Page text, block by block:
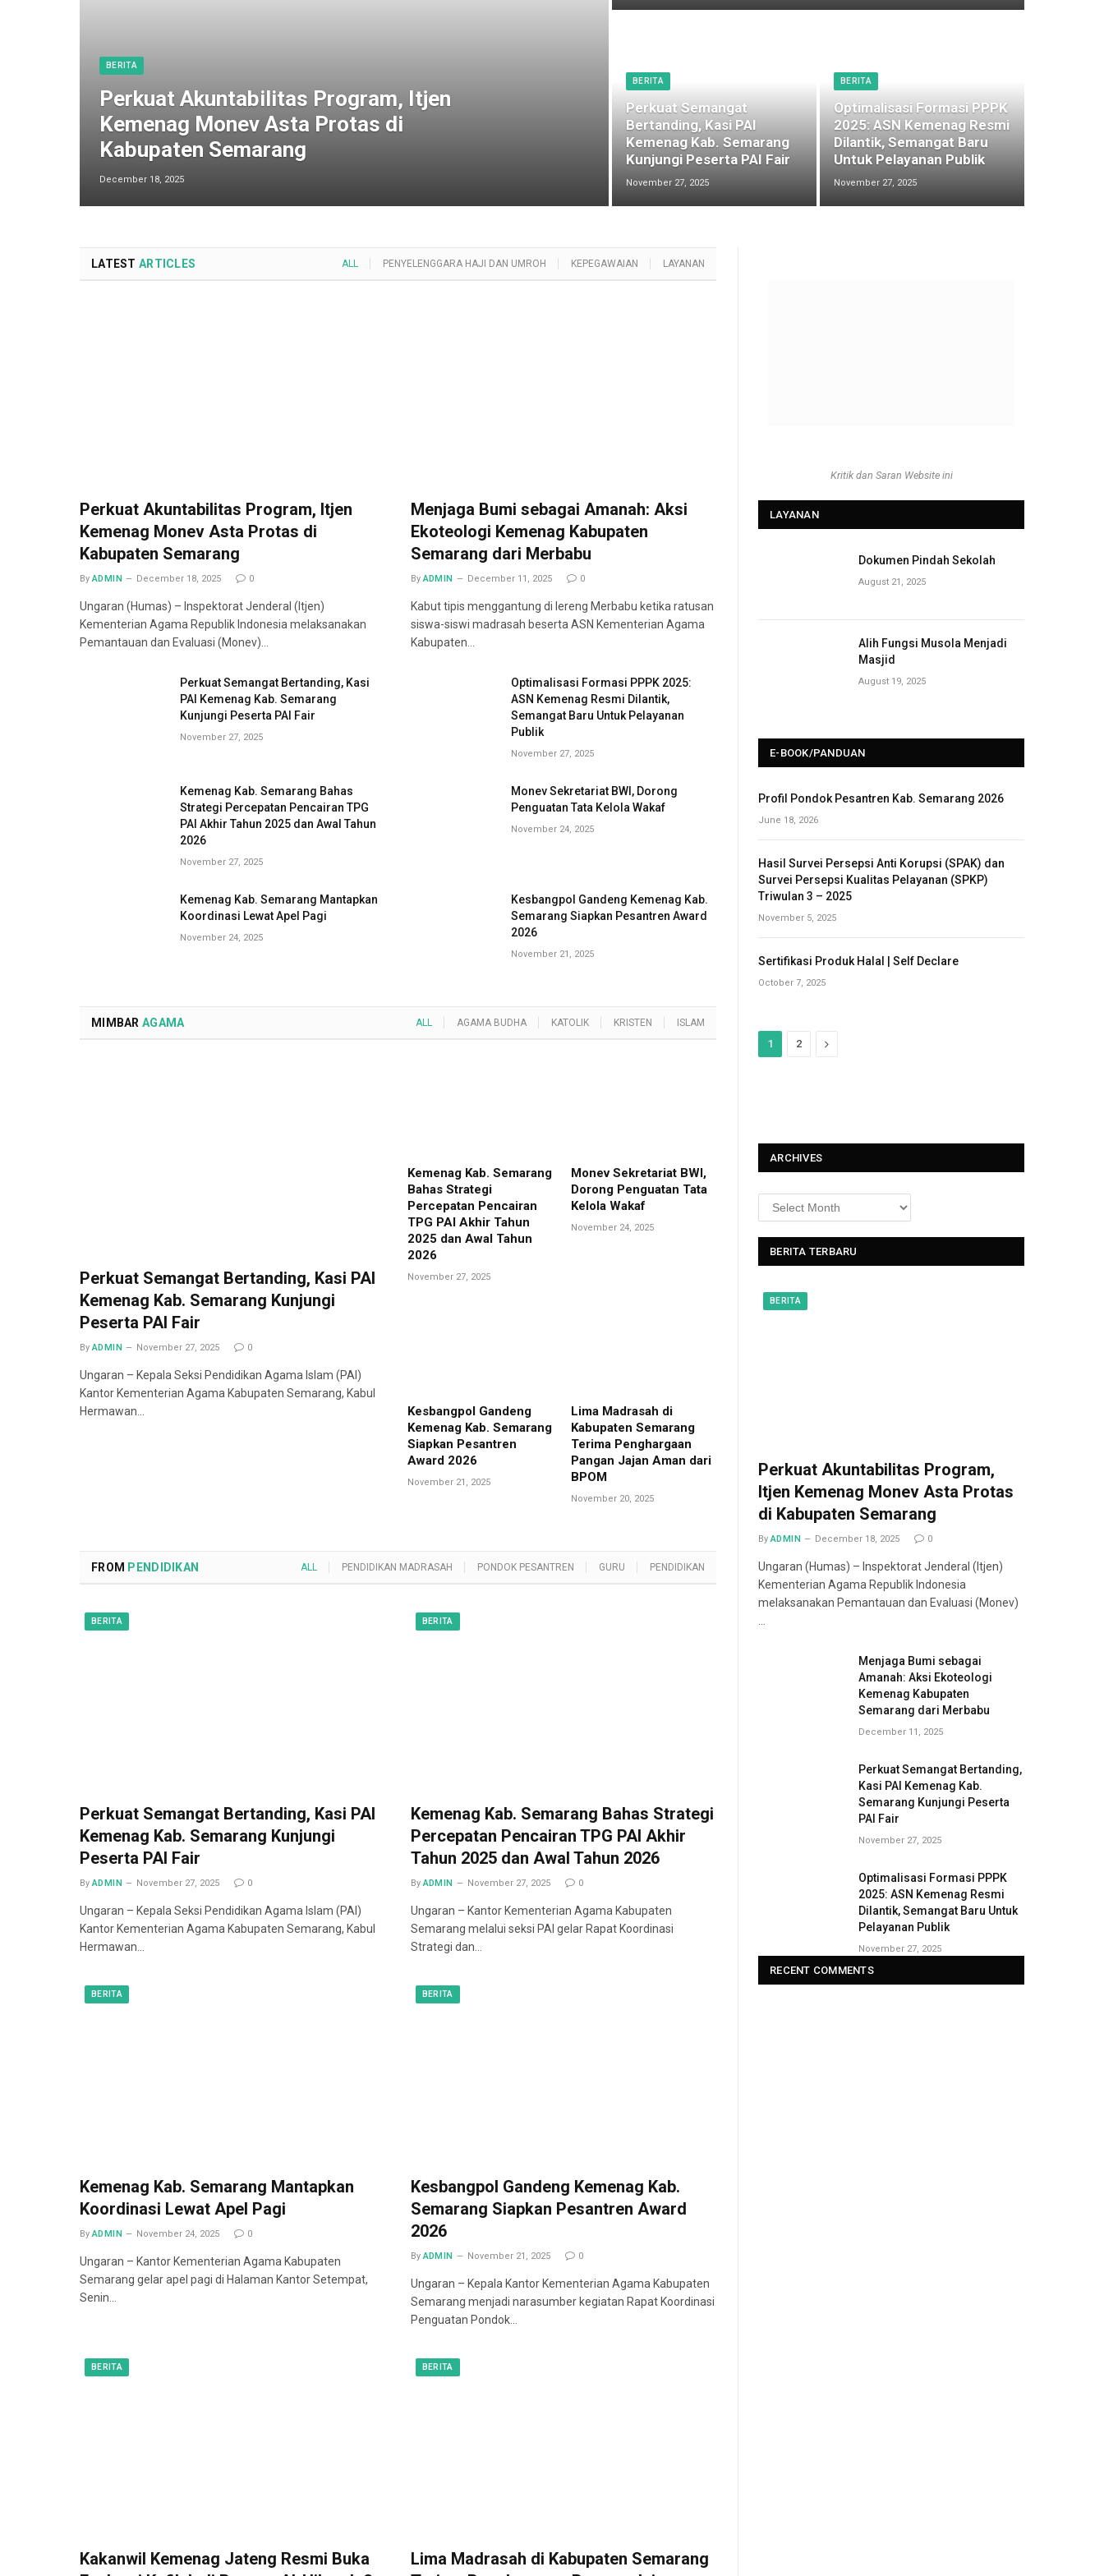
BERITA
Perkuat Akuntabilitas Program, Itjen
Kemenag Monev Asta Protas di
Kabupaten Semarang
December 18, 2025
BERITA
Perkuat Semangat
Bertanding, Kasi PAI
Kemenag Kab. Semarang
Kunjungi Peserta PAI Fair
November 27, 2025
BERITA
Optimalisasi Formasi PPPK
2025: ASN Kemenag Resmi
Dilantik, Semangat Baru
Untuk Pelayanan Publik
November 27, 2025
LATEST ARTICLES ALL PENYELENGGARA HAJI DAN UMROH KEPEGAWAIAN LAYANAN
Perkuat Akuntabilitas Program, Itjen
Kemenag Monev Asta Protas di
Kabupaten Semarang
By ADMIN December 18, 2025 0
Ungaran (Humas) – Inspektorat Jenderal (Itjen)
Kementerian Agama Republik Indonesia melaksanakan
Pemantauan dan Evaluasi (Monev)…
Menjaga Bumi sebagai Amanah: Aksi
Ekoteologi Kemenag Kabupaten
Semarang dari Merbabu
By ADMIN December 11, 2025 0
Kabut tipis menggantung di lereng Merbabu ketika ratusan
siswa-siswi madrasah beserta ASN Kementerian Agama
Kabupaten…
Perkuat Semangat Bertanding, Kasi
PAI Kemenag Kab. Semarang
Kunjungi Peserta PAI Fair
November 27, 2025
Optimalisasi Formasi PPPK 2025:
ASN Kemenag Resmi Dilantik,
Semangat Baru Untuk Pelayanan
Publik
November 27, 2025
Kemenag Kab. Semarang Bahas
Strategi Percepatan Pencairan TPG
PAI Akhir Tahun 2025 dan Awal Tahun
2026
November 27, 2025
Monev Sekretariat BWI, Dorong
Penguatan Tata Kelola Wakaf
November 24, 2025
Kemenag Kab. Semarang Mantapkan
Koordinasi Lewat Apel Pagi
November 24, 2025
Kesbangpol Gandeng Kemenag Kab.
Semarang Siapkan Pesantren Award
2026
November 21, 2025
MIMBAR AGAMA ALL AGAMA BUDHA KATOLIK KRISTEN ISLAM
Perkuat Semangat Bertanding, Kasi PAI
Kemenag Kab. Semarang Kunjungi
Peserta PAI Fair
By ADMIN November 27, 2025 0
Ungaran – Kepala Seksi Pendidikan Agama Islam (PAI)
Kantor Kementerian Agama Kabupaten Semarang, Kabul
Hermawan…
Kemenag Kab. Semarang
Bahas Strategi
Percepatan Pencairan
TPG PAI Akhir Tahun
2025 dan Awal Tahun
2026
November 27, 2025
Monev Sekretariat BWI,
Dorong Penguatan Tata
Kelola Wakaf
November 24, 2025
Kesbangpol Gandeng
Kemenag Kab. Semarang
Siapkan Pesantren
Award 2026
November 21, 2025
Lima Madrasah di
Kabupaten Semarang
Terima Penghargaan
Pangan Jajan Aman dari
BPOM
November 20, 2025
FROM PENDIDIKAN ALL PENDIDIKAN MADRASAH PONDOK PESANTREN GURU PENDIDIKAN
BERITA
Perkuat Semangat Bertanding, Kasi PAI
Kemenag Kab. Semarang Kunjungi
Peserta PAI Fair
By ADMIN November 27, 2025 0
Ungaran – Kepala Seksi Pendidikan Agama Islam (PAI)
Kantor Kementerian Agama Kabupaten Semarang, Kabul
Hermawan…
BERITA
Kemenag Kab. Semarang Bahas Strategi
Percepatan Pencairan TPG PAI Akhir
Tahun 2025 dan Awal Tahun 2026
By ADMIN November 27, 2025 0
Ungaran – Kantor Kementerian Agama Kabupaten
Semarang melalui seksi PAI gelar Rapat Koordinasi
Strategi dan…
BERITA
Kemenag Kab. Semarang Mantapkan
Koordinasi Lewat Apel Pagi
By ADMIN November 24, 2025 0
Ungaran – Kantor Kementerian Agama Kabupaten
Semarang gelar apel pagi di Halaman Kantor Setempat,
Senin…
BERITA
Kesbangpol Gandeng Kemenag Kab.
Semarang Siapkan Pesantren Award
2026
By ADMIN November 21, 2025 0
Ungaran – Kepala Kantor Kementerian Agama Kabupaten
Semarang menjadi narasumber kegiatan Rapat Koordinasi
Penguatan Pondok…
BERITA
Kakanwil Kemenag Jateng Resmi Buka
BERITA
Lima Madrasah di Kabupaten Semarang
Kritik dan Saran Website ini
LAYANAN
Dokumen Pindah Sekolah
August 21, 2025
Alih Fungsi Musola Menjadi
Masjid
August 19, 2025
E-BOOK/PANDUAN
Profil Pondok Pesantren Kab. Semarang 2026
June 18, 2026
Hasil Survei Persepsi Anti Korupsi (SPAK) dan
Survei Persepsi Kualitas Pelayanan (SPKP)
Triwulan 3 – 2025
November 5, 2025
Sertifikasi Produk Halal | Self Declare
October 7, 2025
1 2
N
ARCHIVES
BERITA TERBARU
BERITA
Perkuat Akuntabilitas Program,
Itjen Kemenag Monev Asta Protas
di Kabupaten Semarang
By ADMIN December 18, 2025 0
Ungaran (Humas) – Inspektorat Jenderal (Itjen)
Kementerian Agama Republik Indonesia
melaksanakan Pemantauan dan Evaluasi (Monev)
…
Menjaga Bumi sebagai
Amanah: Aksi Ekoteologi
Kemenag Kabupaten
Semarang dari Merbabu
December 11, 2025
Perkuat Semangat Bertanding,
Kasi PAI Kemenag Kab.
Semarang Kunjungi Peserta
PAI Fair
November 27, 2025
Optimalisasi Formasi PPPK
2025: ASN Kemenag Resmi
Dilantik, Semangat Baru Untuk
Pelayanan Publik
November 27, 2025
RECENT COMMENTS